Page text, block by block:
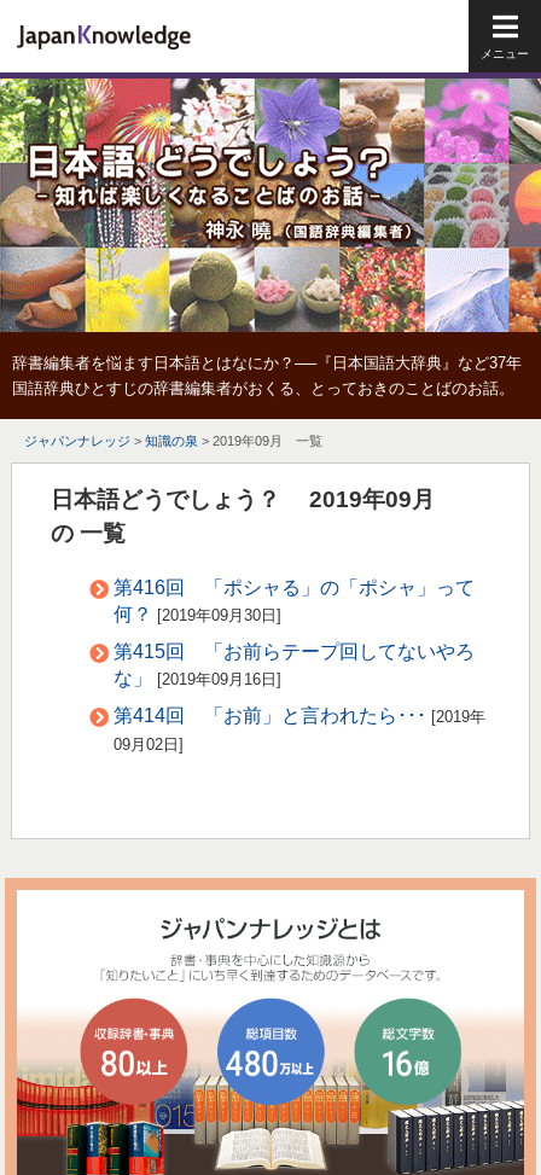
辞書編集者を悩ます日本語とはなにか？──『日本国語大辞典』など37年
国語辞典ひとすじの辞書編集者がおくる、とっておきのことばのお話。
ジャパンナレッジ > 知識の泉 > 2019年09月 一覧
日本語どうでしょう？ 2019年09月
の 一覧
第416回 「ポシャる」の「ポシャ」って
何？
[2019年09月30日]
第415回 「お前らテープ回してないやろ
な」
[2019年09月16日]
第414回 「お前」と言われたら･･･ [2019年
09月02日]